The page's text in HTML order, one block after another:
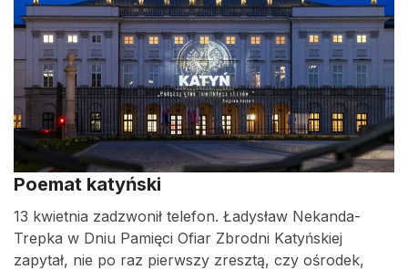
Poemat katyński
13 kwietnia zadzwonił telefon. Ładysław Nekanda-
Trepka w Dniu Pamięci Ofiar Zbrodni Katyńskiej
zapytał, nie po raz pierwszy zresztą, czy ośrodek,